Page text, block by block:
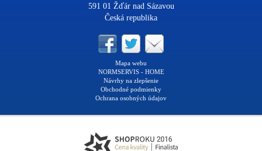
591 01 Žďár nad Sázavou
Česká republika
Mapa webu
NORMSERVIS - HOME
Návrhy na zlepšenie
Obchodné podmienky
Ochrana osobných údajov